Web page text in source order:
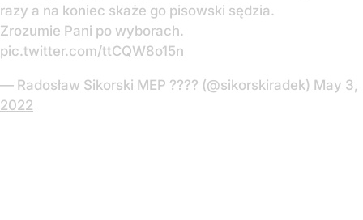
razy a na koniec skaże go pisowski sędzia.
Zrozumie Pani po wyborach.
pic.twitter.com/ttCQW8o15n
— Radosław Sikorski MEP ???? (@sikorskiradek) May 3,
2022